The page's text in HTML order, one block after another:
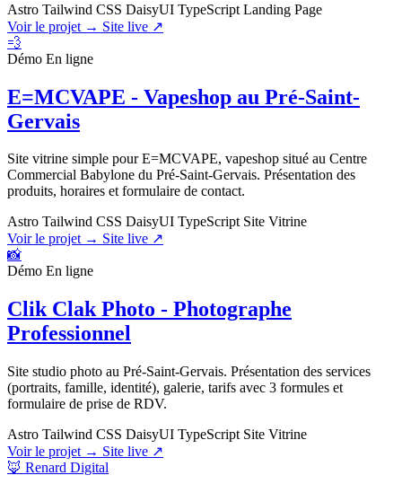
Astro Tailwind CSS DaisyUI TypeScript Landing Page
Voir le projet → Site live ↗
💨
Démo En ligne
E=MCVAPE - Vapeshop au Pré-Saint-
Gervais
Site vitrine simple pour E=MCVAPE, vapeshop situé au Centre
Commercial Babylone du Pré-Saint-Gervais. Présentation des
produits, horaires et formulaire de contact.
Astro Tailwind CSS DaisyUI TypeScript Site Vitrine
Voir le projet → Site live ↗
📸
Démo En ligne
Clik Clak Photo - Photographe
Professionnel
Site studio photo au Pré-Saint-Gervais. Présentation des services
(portraits, famille, identité), galerie, tarifs avec 3 formules et
formulaire de prise de RDV.
Astro Tailwind CSS DaisyUI TypeScript Site Vitrine
Voir le projet → Site live ↗
🦊 Renard Digital